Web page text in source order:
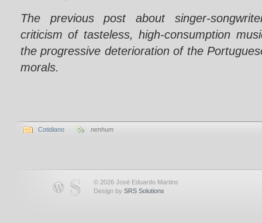
The previous post about singer-
criticism of tasteless, high-consumption
the progressive deterioration of the
morals.
Cotidiano nenhum
© 2026 José Eduardo Martins
Design by SRS Solutions